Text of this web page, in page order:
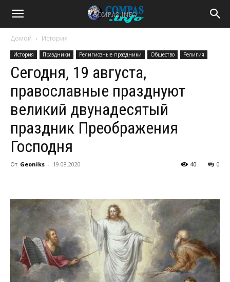
Домой История
История Праздники Религиозные праздники Общество Религия
Сегодня, 19 августа,
православные празднуют
великий двунадесятый
праздник Преображения
Господня
От Geoniks - 19.08.2020 0
40